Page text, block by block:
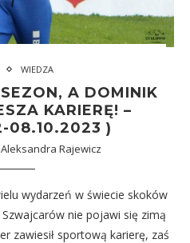
WIEDZA
A DOMINIK
KARIERĘ! –
08.10.2023 )
Aleksandra Rajewicz
wydarzeń w świecie skoków
nie pojawi się zimą
zawiesił sportową karierę, zaś